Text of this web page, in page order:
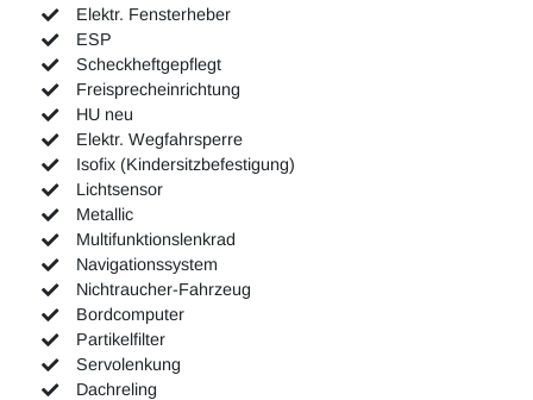
Elektr. Fensterheber
ESP
Scheckheftgepflegt
Freisprecheinrichtung
HU neu
Elektr. Wegfahrsperre
Isofix (Kindersitzbefestigung)
Lichtsensor
Metallic
Multifunktionslenkrad
Navigationssystem
Nichtraucher-Fahrzeug
Bordcomputer
Partikelfilter
Servolenkung
Dachreling